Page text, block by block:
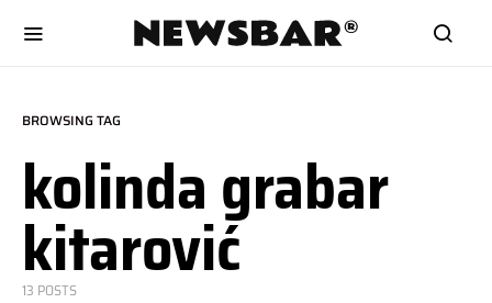
BROWSING TAG
kolinda grabar
kitarović
13 POSTS